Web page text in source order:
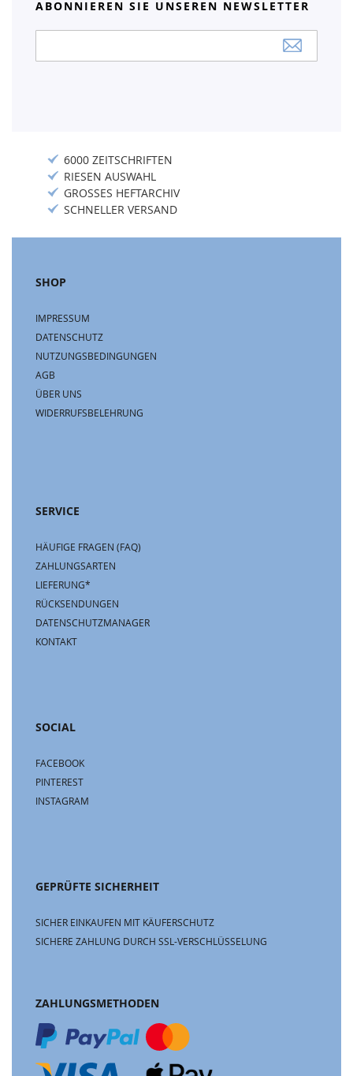
ABONNIEREN SIE UNSEREN NEWSLETTER
Newsletter:
6000 ZEITSCHRIFTEN
RIESEN AUSWAHL
GROSSES HEFTARCHIV
SCHNELLER VERSAND
SHOP
IMPRESSUM
DATENSCHUTZ
NUTZUNGSBEDINGUNGEN
AGB
ÜBER UNS
WIDERRUFSBELEHRUNG
SERVICE
HÄUFIGE FRAGEN (FAQ)
ZAHLUNGSARTEN
LIEFERUNG*
RÜCKSENDUNGEN
DATENSCHUTZMANAGER
KONTAKT
SOCIAL
FACEBOOK
PINTEREST
INSTAGRAM
GEPRÜFTE SICHERHEIT
SICHER EINKAUFEN MIT KÄUFERSCHUTZ
SICHERE ZAHLUNG DURCH SSL-VERSCHLÜSSELUNG
ZAHLUNGSMETHODEN